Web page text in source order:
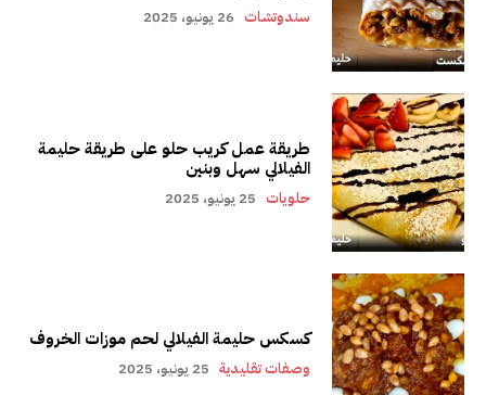
سندوتشات 26 يونيو، 2025
طريقة عمل كريب حلو على طريقة حليمة
الفيلالي سهل وبنين
حلويات 25 يونيو، 2025
كسكس حليمة الفيلالي لحم موزات الخروف
وصفات تقليدية 25 يونيو، 2025